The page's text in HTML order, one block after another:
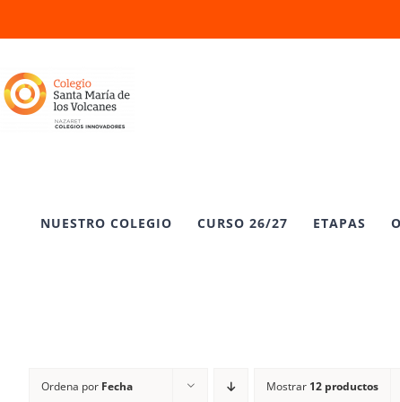
al
contenido
NUESTRO COLEGIO CURSO 26/27 ETAPAS
Ordena por Fecha Mostrar 12 productos